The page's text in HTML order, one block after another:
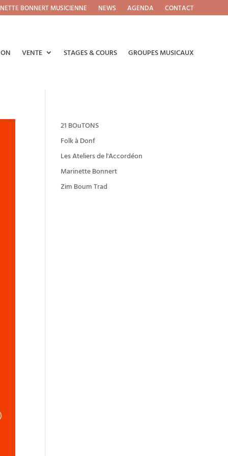
BONNERT MUSICIENNE NEWS AGENDA CONTACT
VENTE STAGES & COURS GROUPES MUSICAUX
21 BOuTONS
Folk à Donf
Les Ateliers de l'Accordéon
Marinette Bonnert
Zim Boum Trad